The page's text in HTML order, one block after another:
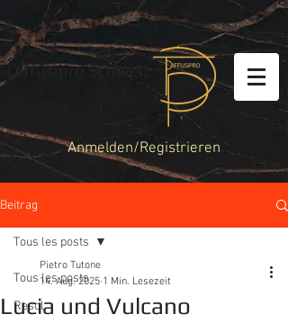
Diffusipro Schweiz
Anmelden/Registrieren
Beitrag
Tous les posts
Resol
Tous les posts
Lucia und Vulcano
Pietro Tutone
14. Aug. 2025 1 Min. Lesezeit